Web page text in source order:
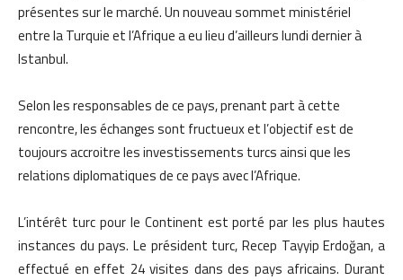
présentes sur le marché. Un nouveau sommet ministériel
entre la Turquie et l’Afrique a eu lieu d’ailleurs lundi dernier à
Istanbul.
Selon les responsables de ce pays, prenant part à cette
rencontre, les échanges sont fructueux et l’objectif est de
toujours accroitre les investissements turcs ainsi que les
relations diplomatiques de ce pays avec l’Afrique.
L’intérêt turc pour le Continent est porté par les plus hautes
instances du pays. Le président turc, Recep Tayyip Erdoğan, a
effectué en effet 24 visites dans des pays africains. Durant